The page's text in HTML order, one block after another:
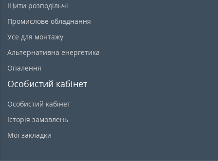
Щити розподільчі
Промислове обладнання
Усе для монтажу
Альтернативна енергетика
Опалення
Особистий кабінет
Особистий кабінет
Історія замовлень
Мої закладки